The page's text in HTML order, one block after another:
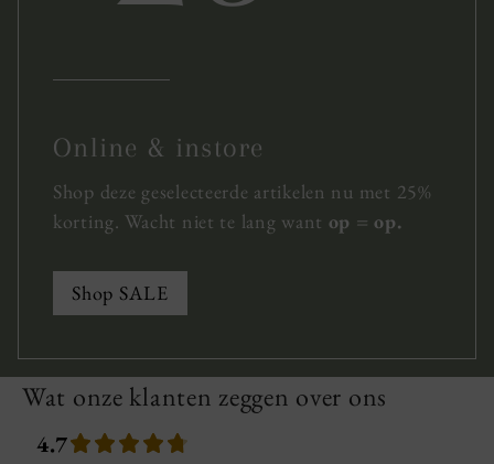
Online & instore
Shop deze geselecteerde artikelen nu met 25%
korting. Wacht niet te lang want op = op.
Shop SALE
Wat onze klanten zeggen over ons
4.7